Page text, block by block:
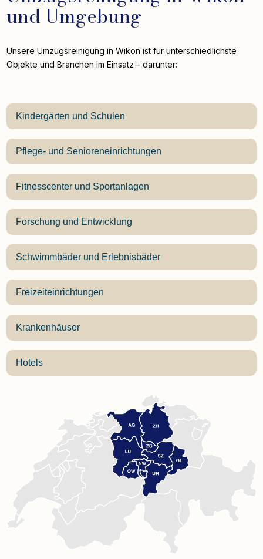
und Umgebung
Unsere Umzugsreinigung in Wikon ist für unterschiedlichste
Objekte und Branchen im Einsatz – darunter:
Kindergärten und Schulen
Pflege- und Senioreneinrichtungen
Fitnesscenter und Sportanlagen
Forschung und Entwicklung
Schwimmbäder und Erlebnisbäder
Freizeiteinrichtungen
Krankenhäuser
Hotels